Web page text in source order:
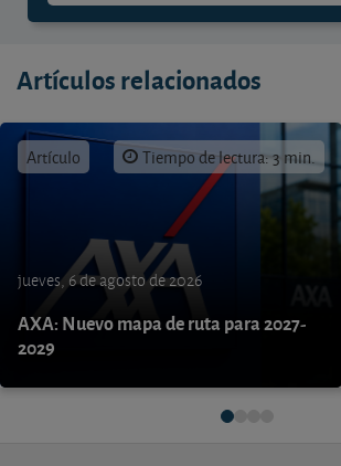
Artículos relacionados
Artículo Tiempo de lectura: 3 min.
jueves, 6 de agosto de 2026
AXA: Nuevo mapa de ruta para 2027-
2029